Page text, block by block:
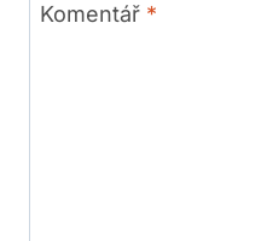
Komentář *